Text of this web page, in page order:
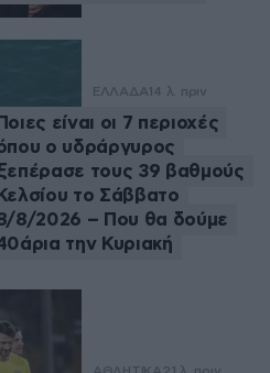
ΕΛΛΑΔΑ 14 λ. πριν
Ποιες είναι οι 7 περιοχές
ο υδράργυρος
τους 39 βαθμούς
Κελσίου το Σάββατο
8/2026 – Που θα δούμε
την Κυριακή